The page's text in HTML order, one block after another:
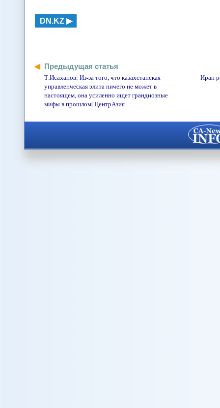
DN.KZ
Предыдущая статья
Т.Исаханов: Из-за того, что казахстанская
управленческая элита ничего не может в
настоящем, она усиленно ищет грандиозные
мифы в прошлом| ЦентрАзия
Иран